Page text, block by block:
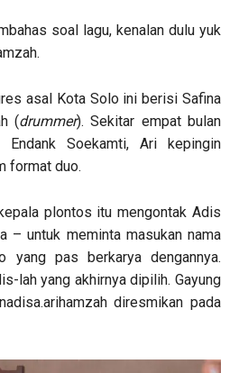
soal lagu, kenalan dulu yuk
asal Kota Solo ini berisi Safina
(drummer). Sekitar empat bulan
Soekamti, Ari kepingin
format duo.
plontos itu mengontak Adis
– untuk meminta masukan nama
pas berkarya dengannya.
lah yang akhirnya dipilih. Gayung
diresmikan pada